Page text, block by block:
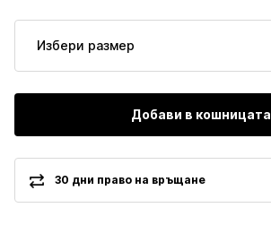
Избери размер
Добави в кошницата
30 дни право на връщане